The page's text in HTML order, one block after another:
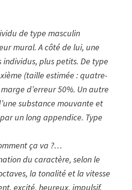
de type masculin
mural. A côté de lui, une
individus, plus petits. De type
(taille estimée : quatre-
d’erreur 50%. Un autre
substance mouvante et
un long appendice. Type
ça va ?…
du caractère, selon le
la tonalité et la vitesse
excité, heureux, impulsif.